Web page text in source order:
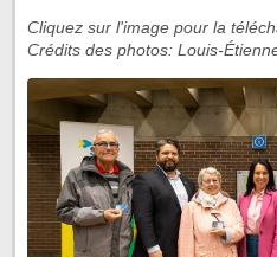
Cliquez sur l'image pour la
Crédits des photos: Louis-